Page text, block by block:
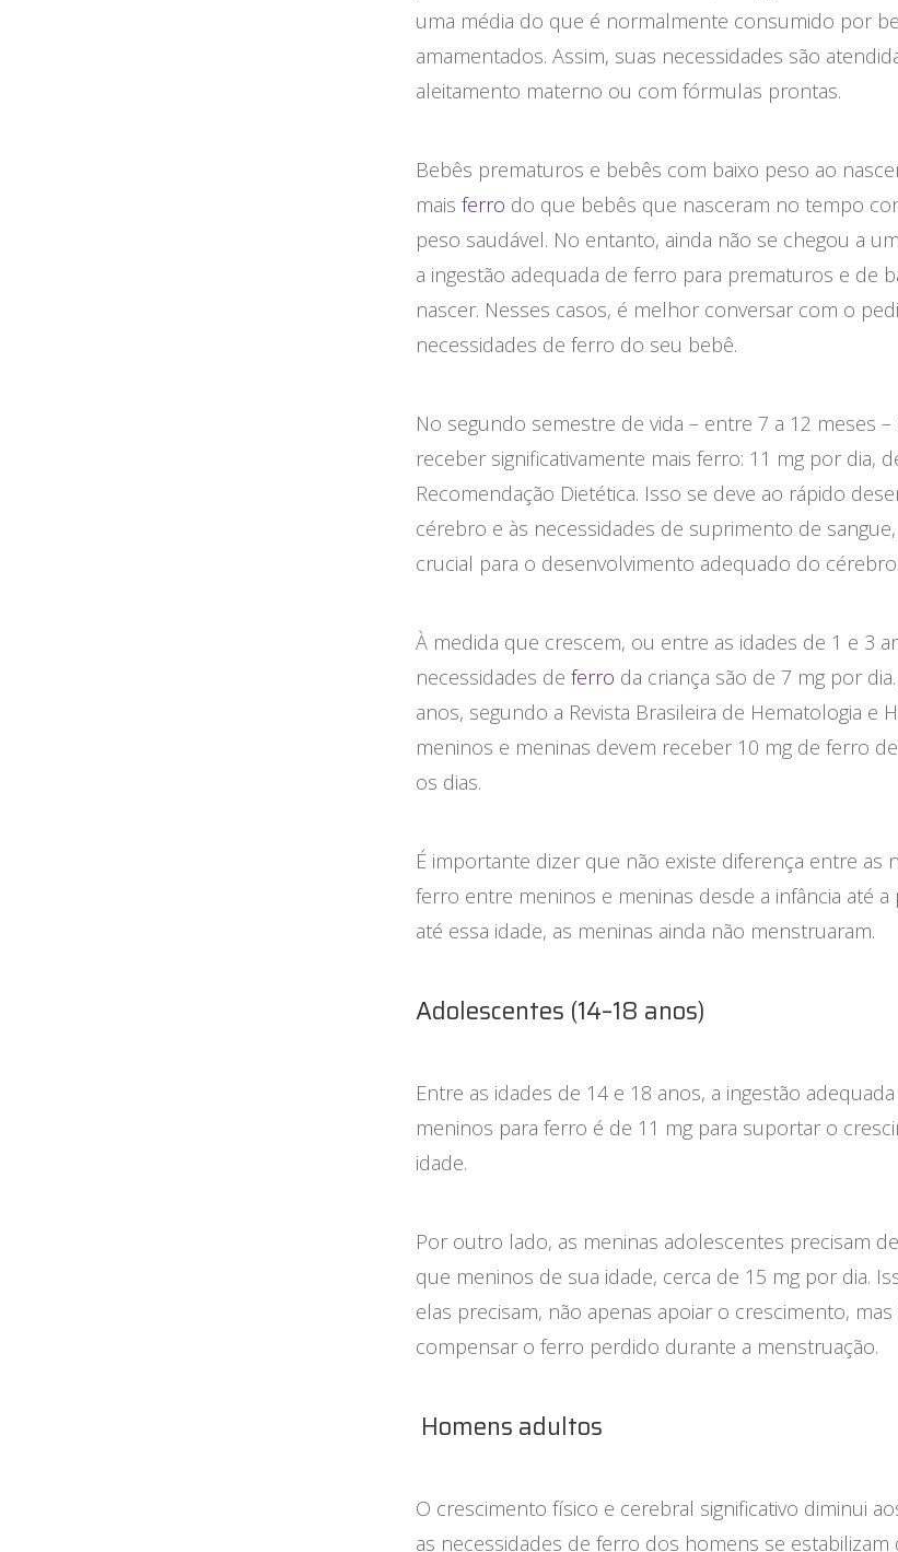
uma média do que é normalmente consumido por
amamentados. Assim, suas necessidades são
aleitamento materno ou com fórmulas prontas.
Bebês prematuros e bebês com baixo peso ao
mais ferro do que bebês que nasceram no tempo
peso saudável. No entanto, ainda não se chegou a
a ingestão adequada de ferro para prematuros e de
nascer. Nesses casos, é melhor conversar com o
necessidades de ferro do seu bebê.
No segundo semestre de vida – entre 7 a 12 meses
receber significativamente mais ferro: 11 mg por dia,
Recomendação Dietética. Isso se deve ao rápido
cérebro e às necessidades de suprimento de
crucial para o desenvolvimento adequado do cérebro.
À medida que crescem, ou entre as idades de 1 e 3
necessidades de ferro da criança são de 7 mg por
anos, segundo a Revista Brasileira de Hematologia e
meninos e meninas devem receber 10 mg de ferro
os dias.
É importante dizer que não existe diferença entre as
ferro entre meninos e meninas desde a infância até a
até essa idade, as meninas ainda não menstruaram.
Adolescentes (14–18 anos)
Entre as idades de 14 e 18 anos, a ingestão
meninos para ferro é de 11 mg para suportar o
idade.
Por outro lado, as meninas adolescentes precisam
que meninos de sua idade, cerca de 15 mg por dia.
elas precisam, não apenas apoiar o crescimento,
compensar o ferro perdido durante a menstruação.
Homens adultos
O crescimento físico e cerebral significativo diminui
as necessidades de ferro dos homens se estabilizam